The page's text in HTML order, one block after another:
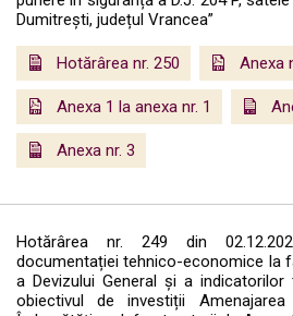
Dumitrești, județul Vrancea”
Hotărârea nr. 250 Anexa
Anexa 1 la anexa nr. 1
Anexa nr. 3
Hotărârea nr. 249 din
documentației tehnico-economice la
a Devizului General și a
obiectivul de investiții